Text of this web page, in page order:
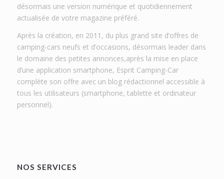
désormais une version numérique et quotidiennement
actualisée de votre magazine préféré.
Après la création, en 2011, du plus grand site d’offres de
camping-cars neufs et d’occasions, désormais leader dans
le domaine des petites annonces,après la mise en place
d’une application smartphone, Esprit Camping-Car
complète son offre avec un blog rédactionnel accessible à
tous les utilisateurs (smartphone, tablette et ordinateur
personnel).
NOS SERVICES